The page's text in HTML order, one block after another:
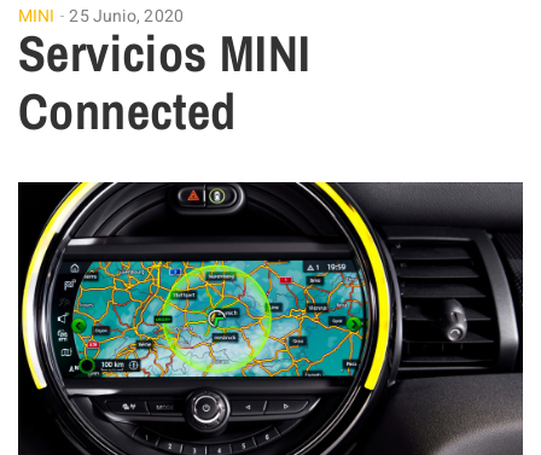
MINI 25 Junio, 2020
Servicios MINI
Connected